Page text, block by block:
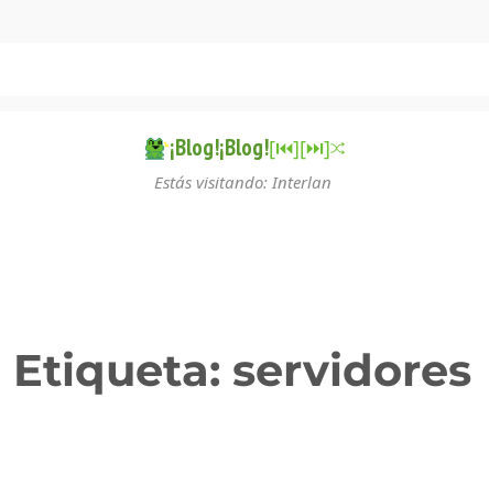
¡Blog!¡Blog![⏮︎][⏭︎]
Estás visitando: Interlan
Etiqueta: servidores